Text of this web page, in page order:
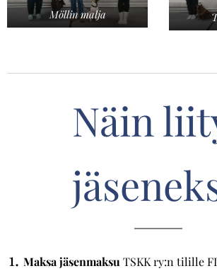
Möllin malja
Näin
1. Maksa jäsenmaksu TSKK ry:n tilille